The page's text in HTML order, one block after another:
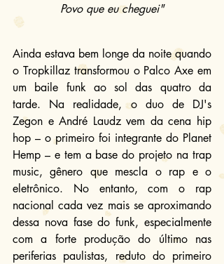
Povo que eu cheguei"
Ainda estava bem longe da noite quando
o Tropkillaz transformou o Palco Axe em
um baile funk ao sol das quatro da
tarde. Na realidade, o duo de DJ's
Zegon e André Laudz vem da cena hip
hop – o primeiro foi integrante do Planet
Hemp – e tem a base do projeto na trap
music, gênero que mescla o rap e o
eletrônico. No entanto, com o rap
nacional cada vez mais se aproximando
dessa nova fase do funk, especialmente
com a forte produção do último nas
periferias paulistas, reduto do primeiro